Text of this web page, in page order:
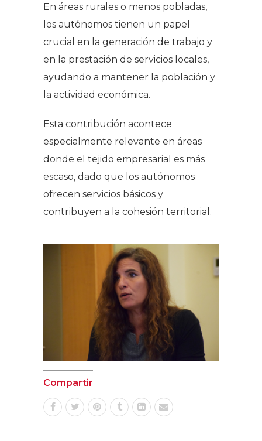
En áreas rurales o menos pobladas,
los autónomos tienen un papel
crucial en la generación de trabajo y
en la prestación de servicios locales,
ayudando a mantener la población y
la actividad económica.
Esta contribución acontece
especialmente relevante en áreas
donde el tejido empresarial es más
escaso, dado que los autónomos
ofrecen servicios básicos y
contribuyen a la cohesión territorial.
Compartir